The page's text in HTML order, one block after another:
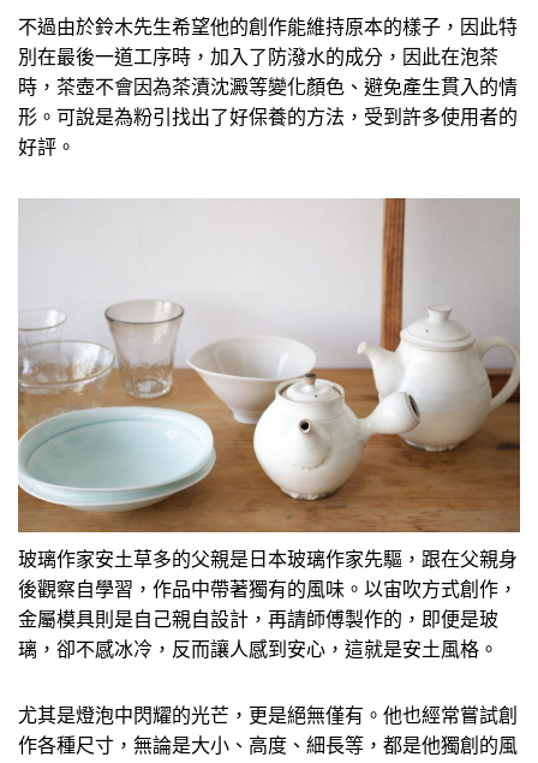
不過由於鈴木先生希望他的創作能維持原本的樣子，因此特
別在最後一道工序時，加入了防潑水的成分，因此在泡茶
時，茶壺不會因為茶漬沈澱等變化顏色、避免產生貫入的情
形。可說是為粉引找出了好保養的方法，受到許多使用者的
好評。
玻璃作家安土草多的父親是日本玻璃作家先驅，跟在父親身
後觀察自學習，作品中帶著獨有的風味。以宙吹方式創作，
金屬模具則是自己親自設計，再請師傅製作的，即便是玻
璃，卻不感冰冷，反而讓人感到安心，這就是安土風格。
尤其是燈泡中閃耀的光芒，更是絕無僅有。他也經常嘗試創
作各種尺寸，無論是大小、高度、細長等，都是他獨創的風